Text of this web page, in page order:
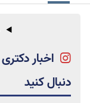
اخبار دکتری